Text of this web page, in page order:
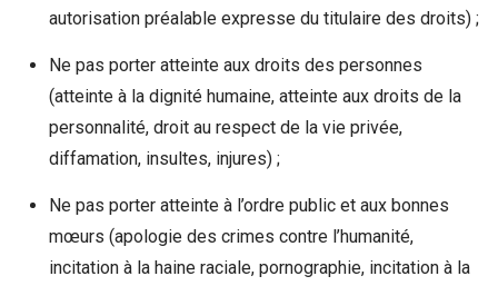
autorisation préalable expresse du titulaire des droits) ;
Ne pas porter atteinte aux droits des personnes
(atteinte à la dignité humaine, atteinte aux droits de la
personnalité, droit au respect de la vie privée,
diffamation, insultes, injures) ;
Ne pas porter atteinte à l’ordre public et aux bonnes
mœurs (apologie des crimes contre l’humanité,
incitation à la haine raciale, pornographie, incitation à la